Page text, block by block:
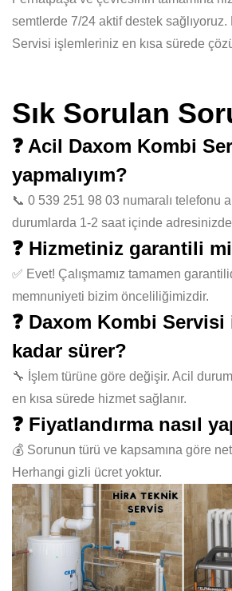
semtlerde 7/24 aktif destek
Servisi işlemleriniz en kısa sürede
Sık Sorulan
❓ Acil Daxom Kombi
yapmalıyım?
📞 0 539 251 98 03 numaralı telefonu
durumlarda 1-2 saat içinde adresinizde
❓ Hizmetiniz garantili
✅ Evet! Çalışmamız tamamen
memnuniyeti bizim önceliliğimizdir.
❓ Daxom Kombi
kadar sürer?
🔧 İşlem türüne göre değişir. Acil
en kısa sürede hizmet sağlanır.
❓ Fiyatlandırma nasıl
💰 Sorunun türü ve kapsamına göre
Herhangi gizli ücret yoktur.